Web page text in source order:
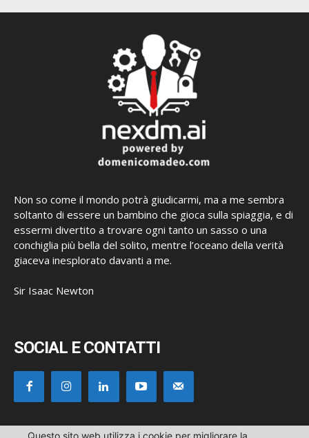
Non so come il mondo potrà giudicarmi, ma a me sembra
soltanto di essere un bambino che gioca sulla spiaggia, e di
essermi divertito a trovare ogni tanto un sasso o una
conchiglia più bella del solito, mentre l’oceano della verità
giaceva inesplorato davanti a me.
Sir Isaac Newton
SOCIAL E CONTATTI
Questo sito web utilizza i cookie per migliorare la